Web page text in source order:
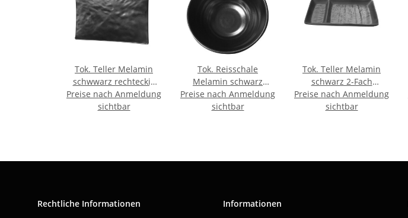
Tok. Teller Melamin
schwwarz rechteckig
gr. ca.25x17,3x2.5cm
Preise nach Anmeldung
sichtbar
Tok. Reisschale
Melamin schwarz
ca.11,3x5,8cm
Preise nach Anmeldung
sichtbar
Tok. Teller Melamin
schwarz 2-Fach
ca.17,7x9,3x2,2cm
Preise nach Anmeldung
sichtbar
Rechtliche Informationen Informationen